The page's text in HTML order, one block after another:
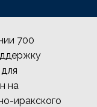
700
на
иракского